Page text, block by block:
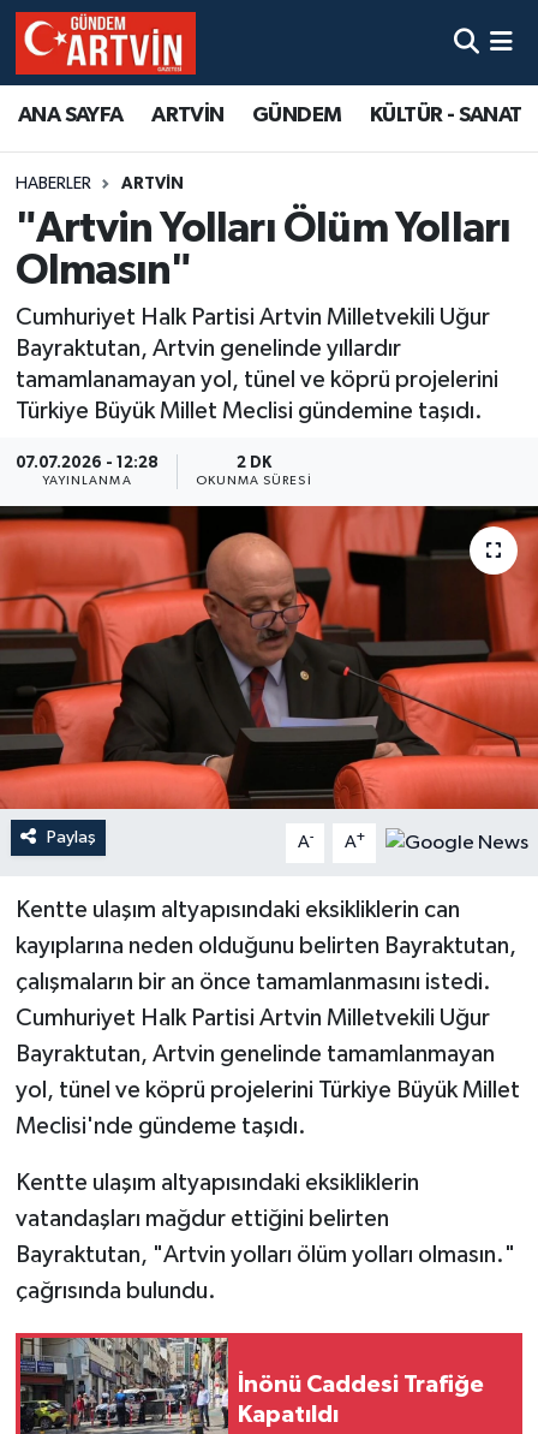
ANA SAYFA ARTVİN GÜNDEM KÜLTÜR - SANAT
HABERLER ARTVİN
"Artvin Yolları Ölüm Yolları
Olmasın"
Cumhuriyet Halk Partisi Artvin Milletvekili Uğur
Bayraktutan, Artvin genelinde yıllardır
tamamlanamayan yol, tünel ve köprü projelerini
Türkiye Büyük Millet Meclisi gündemine taşıdı.
07.07.2026 - 12:28
YAYINLANMA
2 DK
OKUNMA SÜRESI
Paylaş A- A+
Kentte ulaşım altyapısındaki eksikliklerin can
kayıplarına neden olduğunu belirten Bayraktutan,
çalışmaların bir an önce tamamlanmasını istedi.
Cumhuriyet Halk Partisi Artvin Milletvekili Uğur
Bayraktutan, Artvin genelinde tamamlanmayan
yol, tünel ve köprü projelerini Türkiye Büyük Millet
Meclisi'nde gündeme taşıdı.
Kentte ulaşım altyapısındaki eksikliklerin
vatandaşları mağdur ettiğini belirten
Bayraktutan, "Artvin yolları ölüm yolları olmasın."
çağrısında bulundu.
İnönü Caddesi Trafiğe
Kapatıldı